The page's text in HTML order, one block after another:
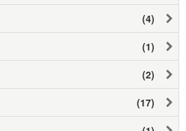
(4)
(1)
(2)
(17)